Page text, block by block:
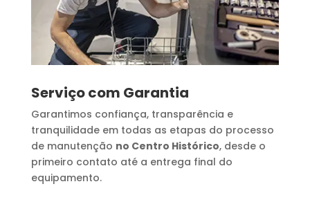
Serviço com Garantia
Garantimos confiança, transparência e
tranquilidade em todas as etapas do processo
de manutenção no Centro Histórico, desde o
primeiro contato até a entrega final do
equipamento.